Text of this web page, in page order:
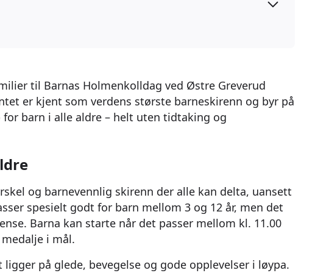
til Barnas Holmenkolldag ved Østre Greverud
er kjent som verdens største barneskirenn og byr på
barn i alle aldre – helt uten tidtaking og
og barnevennlig skirenn der alle kan delta, uansett
spesielt godt for barn mellom 3 og 12 år, men det
Barna kan starte når det passer mellom kl. 11.00
i mål.
på glede, bevegelse og gode opplevelser i løypa.